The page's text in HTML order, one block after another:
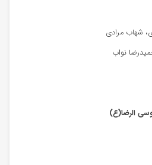
شهاب مرادی
نواب
الرضا(ع)